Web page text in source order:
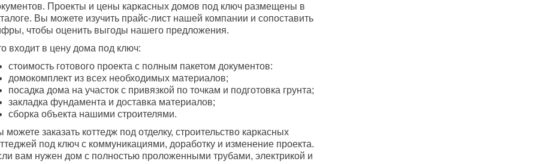
Проекты и цены каркасных домов под ключ размещены в
Вы можете изучить прайс-лист нашей компании и сопоставить
чтобы оценить выгоды нашего предложения.
входит в цену дома под ключ:
стоимость готового проекта с полным пакетом документов:
домокомплект из всех необходимых материалов;
посадка дома на участок с привязкой по точкам и подготовка грунта;
закладка фундамента и доставка материалов;
сборка объекта нашими строителями.
можете заказать коттедж под отделку, строительство каркасных
под ключ с коммуникациями, доработку и изменение проекта.
вам нужен дом с полностью проложенными трубами, электрикой и